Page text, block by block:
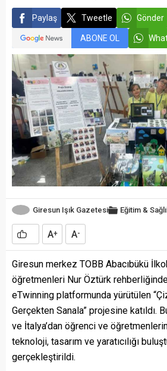
Paylaş Tweetle Gönder
ABONE OL
Giresun Işık Gazetesi Eğitim &
A+ A-
Giresun merkez TOBB Abacıbükü
öğretmenleri Nur Öztürk
eTwinning platformunda yürütülen
Gerçekten Sanala” projesine katıldı.
ve İtalya’dan öğrenci ve
teknoloji, tasarım ve yaratıcılığı
gerçekleştirildi.